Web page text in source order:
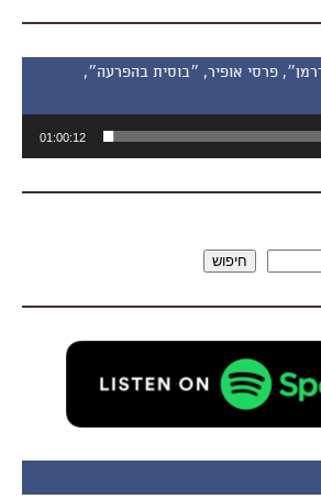
״ספיידרמן״, פרסי אופיר, ״בוסית בהפרעה״,
01:00:12
חיפוש